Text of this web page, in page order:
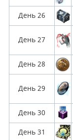
День 26
День 27
День 28
День 29
День 30
День 31